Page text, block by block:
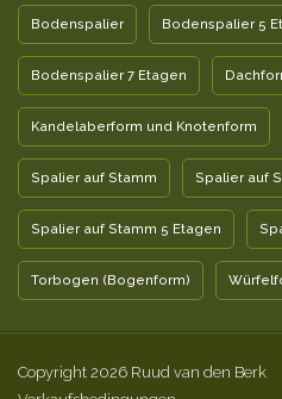
Bodenspalier Bodenspalier 5
Bodenspalier 7 Etagen
Kandelaberform und Knotenform
Spalier auf Stamm Spalier auf
Spalier auf Stamm 5 Etagen
Torbogen (Bogenform)
Copyright 2026 Ruud van den Berk